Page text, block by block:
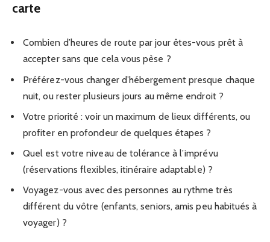
carte
Combien d’heures de route par jour êtes-vous prêt à
accepter sans que cela vous pèse ?
Préférez-vous changer d’hébergement presque chaque
nuit, ou rester plusieurs jours au même endroit ?
Votre priorité : voir un maximum de lieux différents, ou
profiter en profondeur de quelques étapes ?
Quel est votre niveau de tolérance à l’imprévu
(réservations flexibles, itinéraire adaptable) ?
Voyagez-vous avec des personnes au rythme très
différent du vôtre (enfants, seniors, amis peu habitués à
voyager) ?